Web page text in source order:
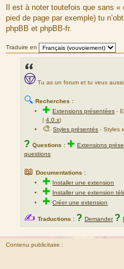
Il est à noter toutefois que sans
pied de page par exemple) tu
phpBB et phpBB-fr.
Traduire en
Tu as un forum et tu veux
🔍 Recherches :
✚Extensions présentées -
|4.0.x)
🎨Styles présentés - Styles
? Questions : ✚ Extensions
questions
📖 Documentations :
✚ Installer une extension
✚ Installer une extension
✚Créer une extension
✍ Traductions : ? Demander ?
Contenu publicitaire :